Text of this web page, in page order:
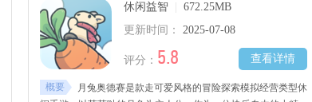
休闲益智
672.25MB
更新时间：
2025-07-08
查看详情
评分： 5.8
概要
月兔奥德赛是款走可爱风格的冒险探索模拟经营类型休